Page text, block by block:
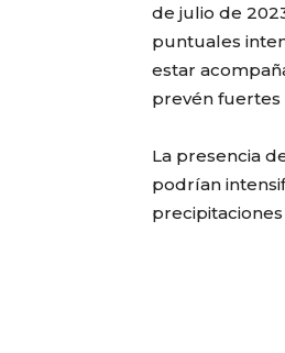
de julio de
puntuales
estar
prevén fuertes
La presencia
podrían